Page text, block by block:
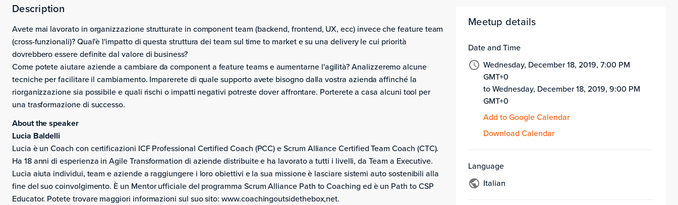
Description
Avete mai lavorato in organizzazione strutturate in component team (backend, frontend, UX, ecc) invece che feature team
(cross-funzionali)? Qual'è l'impatto di questa struttura dei team sul time to market e su una delivery le cui priorità
dovrebbero essere definite dal valore di business?
Come potete aiutare aziende a cambiare da component a feature teams e aumentarne l'agilità? Analizzeremo alcune
tecniche per facilitare il cambiamento. Imparerete di quale supporto avete bisogno dalla vostra azienda affinché la
riorganizzazione sia possibile e quali rischi o impatti negativi potreste dover affrontare. Porterete a casa alcuni tool per
una trasformazione di successo.
About the speaker
Lucia Baldelli
Lucia è un Coach con certificazioni ICF Professional Certified Coach (PCC) e Scrum Alliance Certified Team Coach (CTC).
Ha 18 anni di esperienza in Agile Transformation di aziende distribuite e ha lavorato a tutti i livelli, da Team a Executive.
Lucia aiuta individui, team e aziende a raggiungere i loro obiettivi e la sua missione è lasciare sistemi auto sostenibili alla
fine del suo coinvolgimento. È un Mentor ufficiale del programma Scrum Alliance Path to Coaching ed è un Path to CSP
Educator. Potete trovare maggiori informazioni sul suo sito: www.coachingoutsidethebox,net.
Meetup details
Date and Time
Wednesday, December 18, 2019, 7:00 PM
GMT+0
to Wednesday, December 18, 2019, 9:00 PM
GMT+0
Add to Google Calendar
Download Calendar
Language
Italian